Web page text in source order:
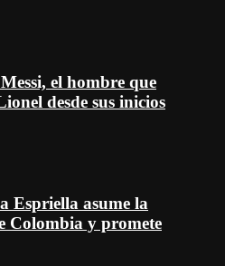
el hombre que
desde sus inicios
Espriella asume la
Colombia y promete